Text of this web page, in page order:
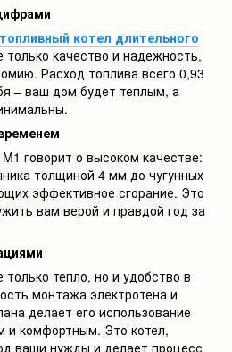
котел длительного
только качество и надежность,
Расход топлива всего 0,93
– ваш дом будет теплым, а
говорит о высоком качестве:
толщиной 4 мм до чугунных
эффективное сгорание. Это
вам верой и правдой год за
только тепло, но и удобство в
монтажа электротена и
делает его использование
и комфортным. Это котел,
ваши нужды и делает процесс